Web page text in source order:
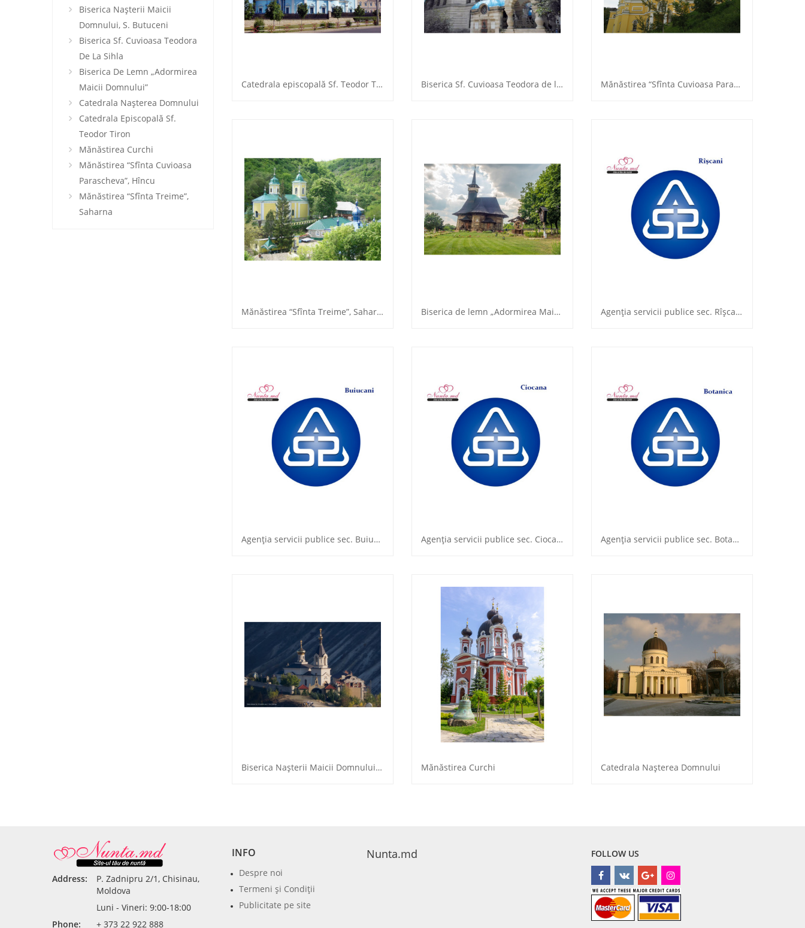
Biserica Naşterii Maicii
Domnului, S. Butuceni
Biserica Sf. Cuvioasa Teodora
De La Sihla
Biserica De Lemn „Adormirea
Maicii Domnului”
Catedrala Naşterea Domnului
Catedrala Episcopală Sf.
Teodor Tiron
Mănăstirea Curchi
Mănăstirea “Sfînta Cuvioasa
Parascheva”, Hîncu
Mănăstirea “Sfînta Treime”,
Saharna
Catedrala episcopală Sf. Teodor Tiron Biserica Sf. Cuvioasa Teodora de la Sihla Mănăstirea “Sfînta Cuvioasa Parascheva”, Hîncu
Mănăstirea “Sfînta Treime”, Saharna Biserica de lemn „Adormirea Maicii Domnului” Agenţia servicii publice sec. Rîşcani
Agenţia servicii publice sec. Buiucani Agenţia servicii publice sec. Ciocana Agenţia servicii publice sec. Botanica
Biserica Naşterii Maicii Domnului, s. Butuceni Mănăstirea Curchi Catedrala Naşterea Domnului
Address:
P. Zadnipru 2/1, Chisinau,
Moldova
Luni - Vineri: 9:00-18:00
Phone:
+ 373 22 922 888
INFO
Despre noi
Termeni şi Condiţii
Publicitate pe site
Nunta.md FOLLOW US